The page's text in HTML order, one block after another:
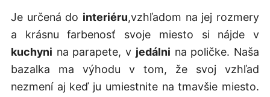
Je určená do interiéru,vzhľadom na jej rozmery
a krásnu farbenosť svoje miesto si nájde v
kuchyni na parapete, v jedálni na poličke. Naša
bazalka ma výhodu v tom, že svoj vzhľad
nezmení aj keď ju umiestnite na tmavšie miesto.